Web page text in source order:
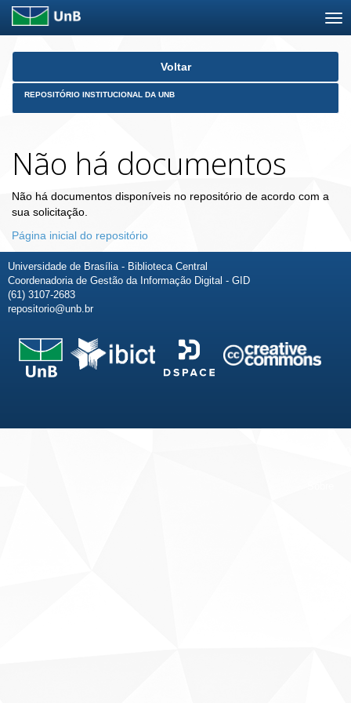
Skip
Voltar
REPOSITÓRIO INSTITUCIONAL DA UNB
Não há documentos
Não há documentos disponíveis no repositório de acordo com a
sua solicitação.
Página inicial do repositório
Universidade de Brasília - Biblioteca Central
Coordenadoria de Gestão da Informação Digital - GID
(61) 3107-2683
repositorio@unb.br